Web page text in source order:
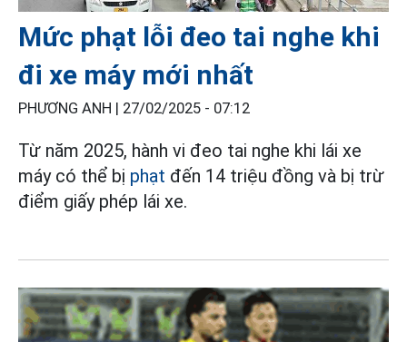
Mức phạt lỗi đeo tai nghe khi
đi xe máy mới nhất
PHƯƠNG ANH | 27/02/2025 - 07:12
Từ năm 2025, hành vi đeo tai nghe khi lái xe
máy có thể bị phạt đến 14 triệu đồng và bị trừ
điểm giấy phép lái xe.